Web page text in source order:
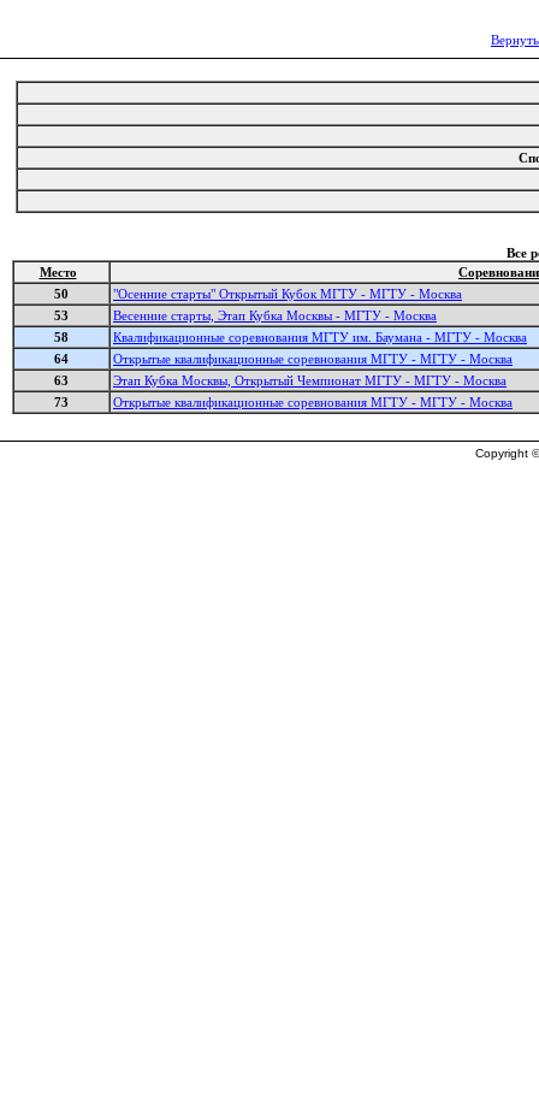
Все
Место
50
"Осенние старты" Открытый Кубок МГТУ - МГТУ - Москва
53
Весенние старты, Этап Кубка Москвы - МГТУ - Москва
58
Квалификационные соревнования МГТУ им. Баумана - МГТУ - Москва
64
Открытые квалификационные соревнования МГТУ - МГТУ - Москва
63
Этап Кубка Москвы, Открытый Чемпионат МГТУ - МГТУ - Москва
73
Открытые квалификационные соревнования МГТУ - МГТУ - Москва
Copyright